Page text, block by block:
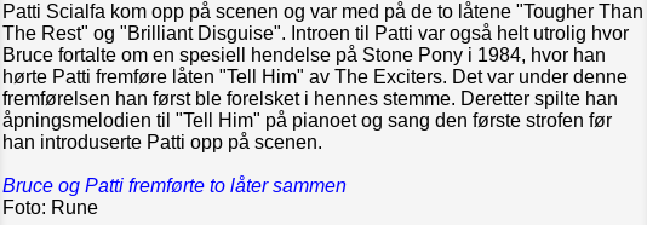
Patti Scialfa kom opp på scenen og var med på de to låtene "Tougher Than
The Rest" og "Brilliant Disguise". Introen til Patti var også helt utrolig hvor
Bruce fortalte om en spesiell hendelse på Stone Pony i 1984, hvor han
hørte Patti fremføre låten "Tell Him" av The Exciters. Det var under denne
fremførelsen han først ble forelsket i hennes stemme. Deretter spilte han
åpningsmelodien til "Tell Him" på pianoet og sang den første strofen før
han introduserte Patti opp på scenen.
Bruce og Patti fremførte to låter sammen
Foto: Rune